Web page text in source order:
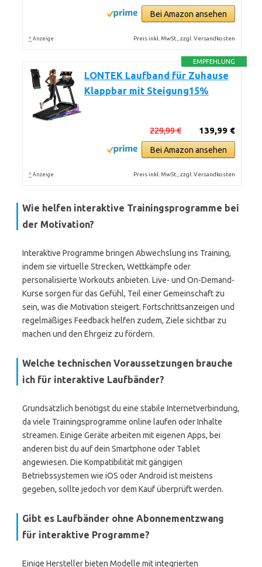
Bei Amazon ansehen
* Anzeige Preis inkl. MwSt., zzgl. Versandkosten
EMPFEHLUNG
LONTEK Laufband für Zuhause
Klappbar mit Steigung15%
139,99 €
229,99 €
Bei Amazon ansehen
* Anzeige Preis inkl. MwSt., zzgl. Versandkosten
Wie helfen interaktive Trainingsprogramme bei
der Motivation?
Interaktive Programme bringen Abwechslung ins Training,
indem sie virtuelle Strecken, Wettkämpfe oder
personalisierte Workouts anbieten. Live- und On-Demand-
Kurse sorgen für das Gefühl, Teil einer Gemeinschaft zu
sein, was die Motivation steigert. Fortschrittsanzeigen und
regelmäßiges Feedback helfen zudem, Ziele sichtbar zu
machen und den Ehrgeiz zu fördern.
Welche technischen Voraussetzungen brauche
ich für interaktive Laufbänder?
Grundsätzlich benötigst du eine stabile Internetverbindung,
da viele Trainingsprogramme online laufen oder Inhalte
streamen. Einige Geräte arbeiten mit eigenen Apps, bei
anderen bist du auf dein Smartphone oder Tablet
angewiesen. Die Kompatibilität mit gängigen
Betriebssystemen wie iOS oder Android ist meistens
gegeben, sollte jedoch vor dem Kauf überprüft werden.
Gibt es Laufbänder ohne Abonnementzwang
für interaktive Programme?
Einige Hersteller bieten Modelle mit integrierten